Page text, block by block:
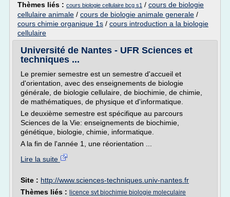
Thèmes liés : cours biologie cellulaire bcg s1 / cours de biologie
cellulaire animale / cours de biologie animale generale /
cours chimie organique 1s / cours introduction a la biologie
cellulaire
Université de Nantes - UFR Sciences et
techniques ...
Le premier semestre est un semestre d'accueil et
d'orientation, avec des enseignements de biologie
générale, de biologie cellulaire, de biochimie, de chimie,
de mathématiques, de physique et d'informatique.
Le deuxième semestre est spécifique au parcours
Sciences de la Vie: enseignements de biochimie,
génétique, biologie, chimie, informatique.
A la fin de l'année 1, une réorientation ...
Lire la suite
Site : http://www.sciences-techniques.univ-nantes.fr
Thèmes liés : licence svt biochimie biologie moleculaire